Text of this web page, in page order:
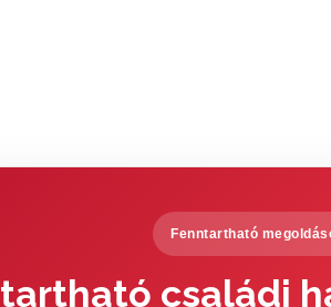
Fenntartható
családi